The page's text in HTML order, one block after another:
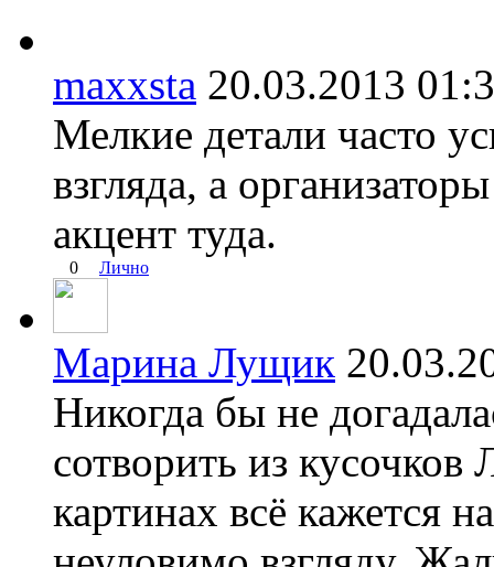
maxxsta 20.03.2013
Мелкие детали часто
взгляда, а
акцент туда.
0 Лично
Марина Лущик
Никогда бы не
сотворить из кусочков
картинах всё кажется